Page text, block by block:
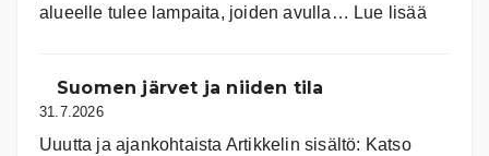
alueelle tulee lampaita, joiden avulla… Lue lisää:
Suomen järvet ja niiden tila
31.7.2026
Uuutta ja ajankohtaista Artikkelin sisältö: Katso